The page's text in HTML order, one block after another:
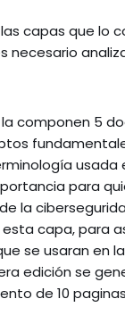
capas que lo
necesario
componen 5
usada
para
la
capa, para
se usaran en
edición se
de 10